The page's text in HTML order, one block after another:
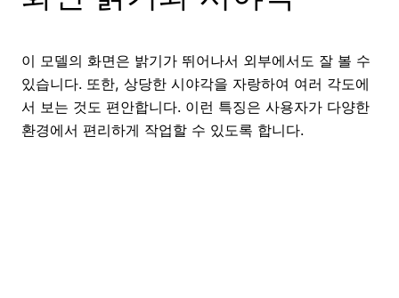
이 모델의 화면은 밝기가 뛰어나서 외부에서도 잘 볼 수
있습니다. 또한, 상당한 시야각을 자랑하여 여러 각도에
서 보는 것도 편안합니다. 이런 특징은 사용자가 다양한
환경에서 편리하게 작업할 수 있도록 합니다.